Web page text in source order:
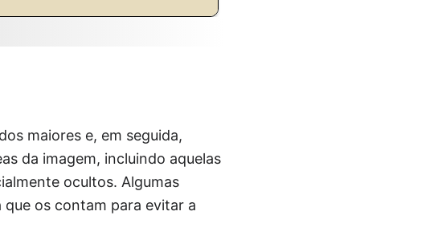
maiores e, em seguida,
da imagem, incluindo aquelas
ocultos. Algumas
os contam para evitar a